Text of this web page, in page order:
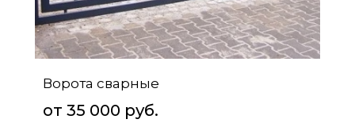
Ворота сварные
от 35 000 руб.